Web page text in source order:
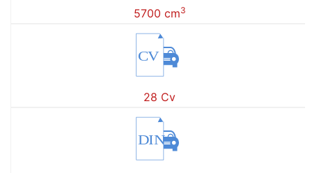
5700 cm3
CV
28 Cv
DIN